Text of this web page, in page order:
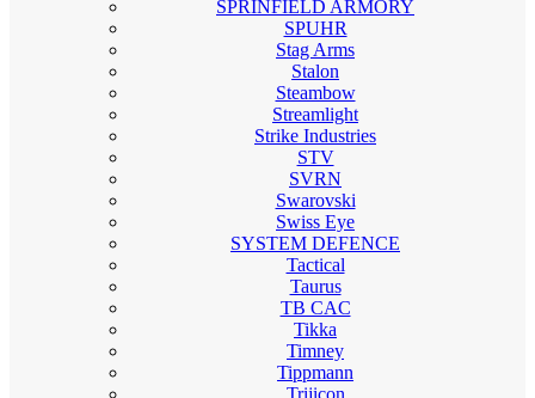
SPRINFIELD ARMORY
SPUHR
Stag Arms
Stalon
Steambow
Streamlight
Strike Industries
STV
SVRN
Swarovski
Swiss Eye
SYSTEM DEFENCE
Tactical
Taurus
TB CAC
Tikka
Timney
Tippmann
Trijicon